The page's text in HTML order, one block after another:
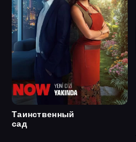
Таинственный
сад